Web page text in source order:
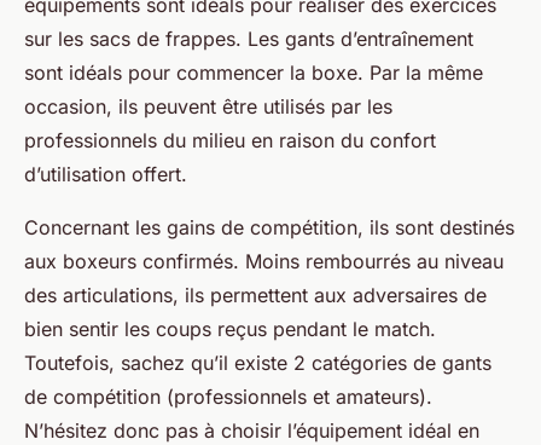
équipements sont idéals pour réaliser des exercices
sur les sacs de frappes. Les gants d’entraînement
sont idéals pour commencer la boxe. Par la même
occasion, ils peuvent être utilisés par les
professionnels du milieu en raison du confort
d’utilisation offert.
Concernant les gains de compétition, ils sont destinés
aux boxeurs confirmés. Moins rembourrés au niveau
des articulations, ils permettent aux adversaires de
bien sentir les coups reçus pendant le match.
Toutefois, sachez qu’il existe 2 catégories de gants
de compétition (professionnels et amateurs).
N’hésitez donc pas à choisir l’équipement idéal en